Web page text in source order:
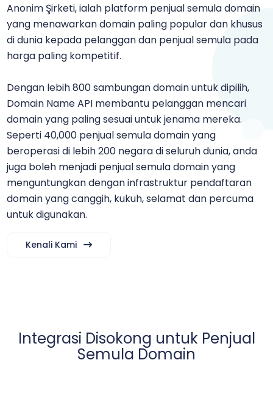
Anonim Şirketi, ialah platform penjual semula domain
yang menawarkan domain paling popular dan khusus
di dunia kepada pelanggan dan penjual semula pada
harga paling kompetitif.
Dengan lebih 800 sambungan domain untuk dipilih,
Domain Name API membantu pelanggan mencari
domain yang paling sesuai untuk jenama mereka.
Seperti 40,000 penjual semula domain yang
beroperasi di lebih 200 negara di seluruh dunia, anda
juga boleh menjadi penjual semula domain yang
menguntungkan dengan infrastruktur pendaftaran
domain yang canggih, kukuh, selamat dan percuma
untuk digunakan.
Kenali Kami
Integrasi Disokong untuk Penjual
Semula Domain